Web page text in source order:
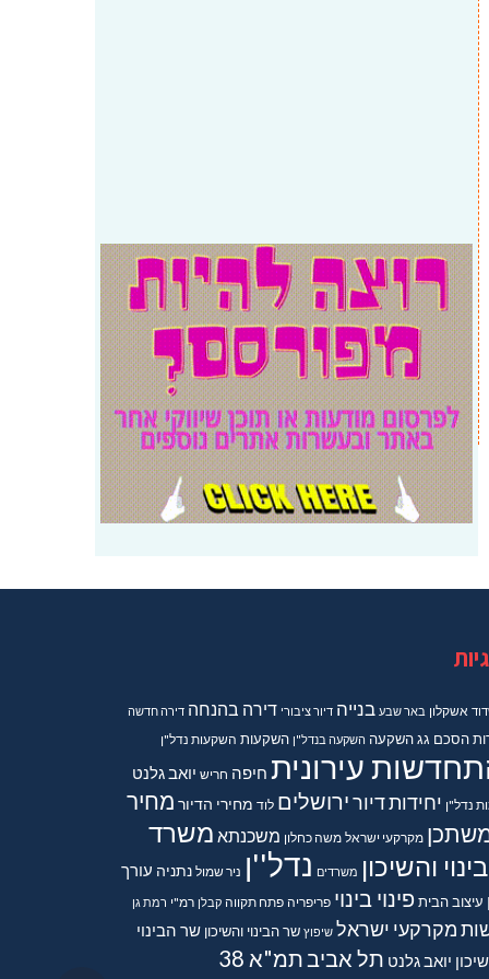
אשקלון באר שבע בנייה דיור ציבורי דירה בהנחה דירה חדשה
הסכם גגהשקעה השקעה בנדל"ן השקעות השקעות נדל"ן
עירונית חיפה חריש יואב גלנט
נדל"ן יחידות דיורירושלים לוד מחירי הדיור מחיר
מקרקעי ישראל משה כחלון משכנתא משרד
והשיכון משרדים נדל''ן ניר שמול נתניה עורך
עיצוב הבית פינוי בינוי פריפריה פתח תקווה קבלן רמ"י רמת גן
מקרקעי ישראל שיפוץ שר הבינוי והשיכון שר הבינוי
יואב גלנט תל אביבתמ"א 38